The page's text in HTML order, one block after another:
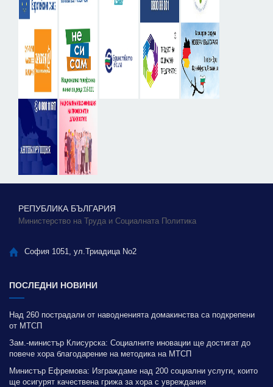
РЕПУБЛИКА БЪЛГАРИЯ
Министерство на Труда и Социалната Политика
София 1051, ул.Триадица No2
ПОСЛЕДНИ НОВИНИ
Над 260 пострадали от наводненията домакинства са подкрепени
от МТСП
Зам.-министър Клисурска: Социалните иновации ще достигат до
повече хора благодарение на методика на МТСП
Министър Ефремова: Изграждаме над 200 социални услуги, които
ще осигурят качествена грижа за хора с увреждания